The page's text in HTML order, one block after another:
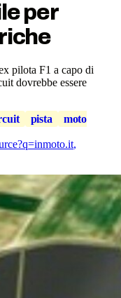
per
pilota F1 a capo di
dovrebbe essere
pista
moto
,